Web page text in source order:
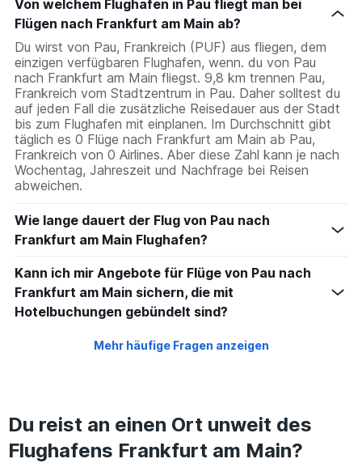
Von welchem Flughafen in Pau fliegt man bei
Flügen nach Frankfurt am Main ab?
Du wirst von Pau, Frankreich (PUF) aus fliegen, dem
einzigen verfügbaren Flughafen, wenn. du von Pau
nach Frankfurt am Main fliegst. 9,8 km trennen Pau,
Frankreich vom Stadtzentrum in Pau. Daher solltest du
auf jeden Fall die zusätzliche Reisedauer aus der Stadt
bis zum Flughafen mit einplanen. Im Durchschnitt gibt
täglich es 0 Flüge nach Frankfurt am Main ab Pau,
Frankreich von 0 Airlines. Aber diese Zahl kann je nach
Wochentag, Jahreszeit und Nachfrage bei Reisen
abweichen.
Wie lange dauert der Flug von Pau nach
Frankfurt am Main Flughafen?
Kann ich mir Angebote für Flüge von Pau nach
Frankfurt am Main sichern, die mit
Hotelbuchungen gebündelt sind?
Mehr häufige Fragen anzeigen
Du reist an einen Ort unweit des
Flughafens Frankfurt am Main?